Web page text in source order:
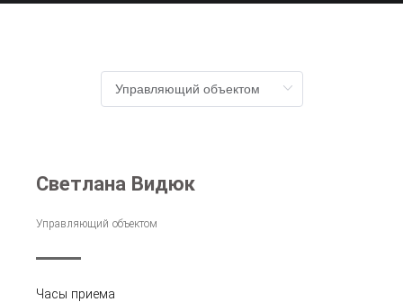
Светлана Видюк
Управляющий объектом
Часы приема